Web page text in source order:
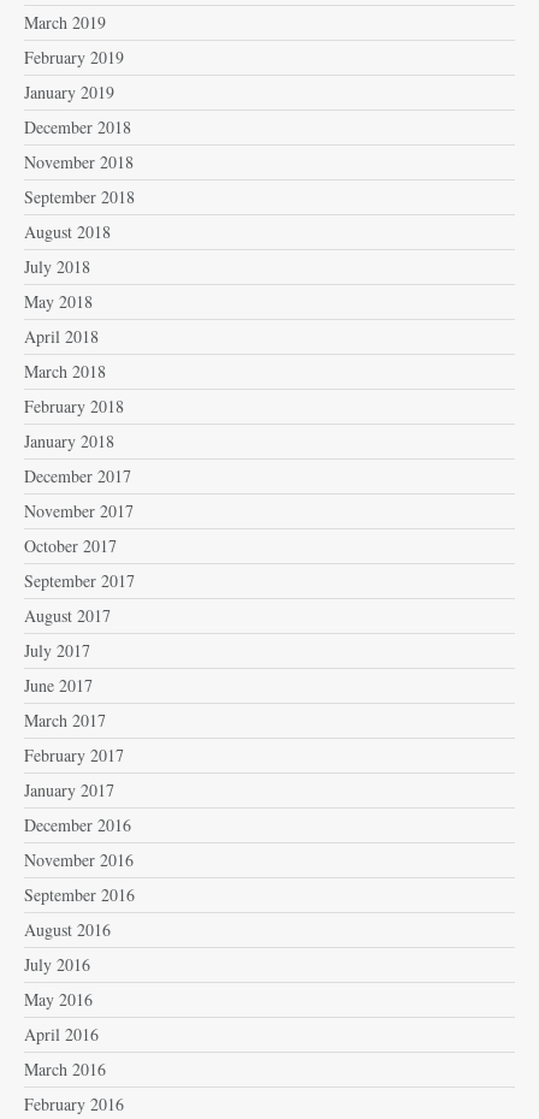
March 2019
February 2019
January 2019
December 2018
November 2018
September 2018
August 2018
July 2018
May 2018
April 2018
March 2018
February 2018
January 2018
December 2017
November 2017
October 2017
September 2017
August 2017
July 2017
June 2017
March 2017
February 2017
January 2017
December 2016
November 2016
September 2016
August 2016
July 2016
May 2016
April 2016
March 2016
February 2016